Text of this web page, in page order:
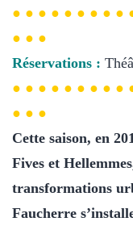
● ● ● ● ● ● ● ● ●
● ● ●
Réservations :
● ● ● ● ● ● ● ● ●
● ● ●
Cette saison, en
Fives et
transformations
Faucherre